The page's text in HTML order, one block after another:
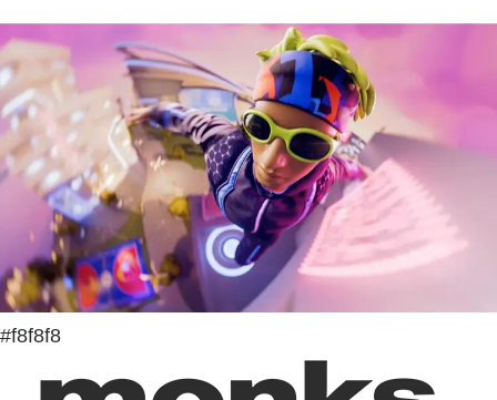
#f8f8f8